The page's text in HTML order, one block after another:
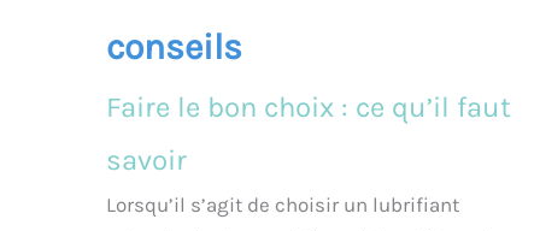
conseils
Faire le bon choix : ce qu’il faut
savoir
Lorsqu’il s’agit de choisir un lubrifiant